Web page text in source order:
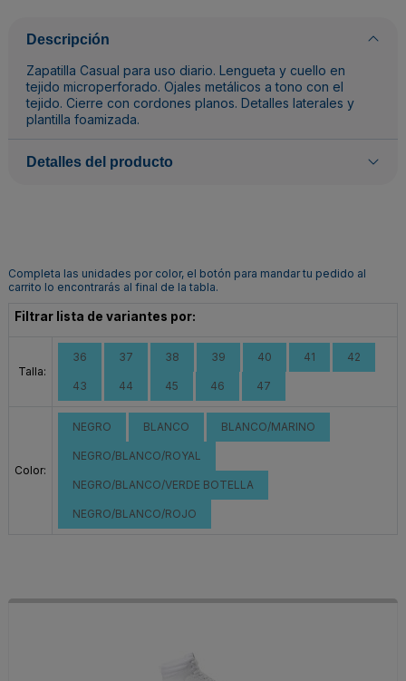
Descripción
Zapatilla Casual para uso diario. Lengueta y cuello en
tejido microperforado. Ojales metálicos a tono con el
tejido. Cierre con cordones planos. Detalles laterales y
plantilla foamizada.
Detalles del producto
Completa las unidades por color, el botón para mandar tu pedido al
carrito lo encontrarás al final de la tabla.
Filtrar lista de variantes por:
Talla:
36 37 38 39 40 41 42
43 44 45 46 47
Color:
NEGRO BLANCO BLANCO/MARINO
NEGRO/BLANCO/ROYAL
NEGRO/BLANCO/VERDE BOTELLA
NEGRO/BLANCO/ROJO